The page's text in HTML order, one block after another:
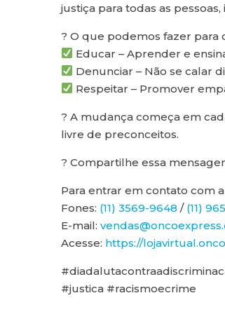
justiça para todas as
? O que podemos fazer para
Educar – Aprender e
Denunciar – Não se calar
Respeitar – Promover
? A mudança começa em
livre de preconceitos.
? Compartilhe essa
Para entrar em contato com
Fones: (11) 3569-9648 / (11)
E-mail:
Acesse: https://
#justica #racismoecrime